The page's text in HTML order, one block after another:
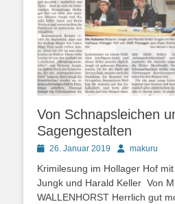
Von Schnapsleichen
Sagengestalten
Posted26. Januar 2019 Autormakuru
Krimilesung im Hollager Hof
Jungk und Harald Keller Von
WALLENHORST Herrlich gut